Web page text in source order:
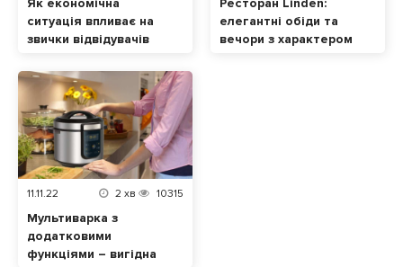
Як економічна
ситуація впливає на
звички відвідувачів
Ресторан Linden:
елегантні обіди та
вечори з характером
11.11.22 2 хв 10315
Мультиварка з
додатковими
функціями – вигідна